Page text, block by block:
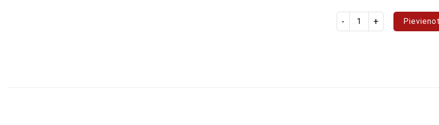
Produkta daudzums: